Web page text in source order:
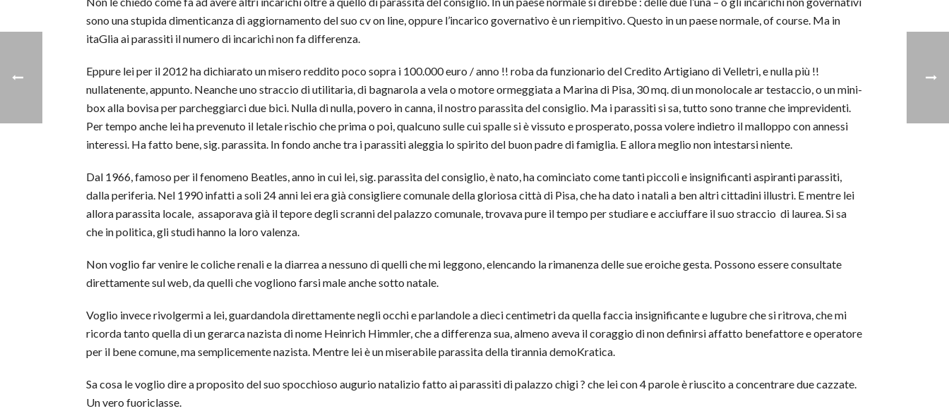
sono una stupida dimenticanza di aggiornamento del suo cv on line, oppure l’incarico governativo è un riempitivo. Questo in un paese normale, of course. Ma in
itaGlia ai parassiti il numero di incarichi non fa differenza.
Eppure lei per il 2012 ha dichiarato un misero reddito poco sopra i 100.000 euro / anno !! roba da funzionario del Credito Artigiano di Velletri, e nulla più !!
nullatenente, appunto. Neanche uno straccio di utilitaria, di bagnarola a vela o motore ormeggiata a Marina di Pisa, 30 mq. di un monolocale ar testaccio, o un mini-
box alla bovisa per parcheggiarci due bici. Nulla di nulla, povero in canna, il nostro parassita del consiglio. Ma i parassiti si sa, tutto sono tranne che imprevidenti.
Per tempo anche lei ha prevenuto il letale rischio che prima o poi, qualcuno sulle cui spalle si è vissuto e prosperato, possa volere indietro il malloppo con annessi
interessi. Ha fatto bene, sig. parassita. In fondo anche tra i parassiti aleggia lo spirito del buon padre di famiglia. E allora meglio non intestarsi niente.
Dal 1966, famoso per il fenomeno Beatles, anno in cui lei, sig. parassita del consiglio, è nato, ha cominciato come tanti piccoli e insignificanti aspiranti parassiti,
dalla periferia. Nel 1990 infatti a soli 24 anni lei era già consigliere comunale della gloriosa città di Pisa, che ha dato i natali a ben altri cittadini illustri. E mentre lei
allora parassita locale, assaporava già il tepore degli scranni del palazzo comunale, trovava pure il tempo per studiare e acciuffare il suo straccio di laurea. Si sa
che in politica, gli studi hanno la loro valenza.
Non voglio far venire le coliche renali e la diarrea a nessuno di quelli che mi leggono, elencando la rimanenza delle sue eroiche gesta. Possono essere consultate
direttamente sul web, da quelli che vogliono farsi male anche sotto natale.
Voglio invece rivolgermi a lei, guardandola direttamente negli occhi e parlandole a dieci centimetri da quella faccia insignificante e lugubre che si ritrova, che mi
ricorda tanto quella di un gerarca nazista di nome Heinrich Himmler, che a differenza sua, almeno aveva il coraggio di non definirsi affatto benefattore e operatore
per il bene comune, ma semplicemente nazista. Mentre lei è un miserabile parassita della tirannia demoKratica.
Sa cosa le voglio dire a proposito del suo spocchioso augurio natalizio fatto ai parassiti di palazzo chigi ? che lei con 4 parole è riuscito a concentrare due cazzate.
Un vero fuoriclasse.